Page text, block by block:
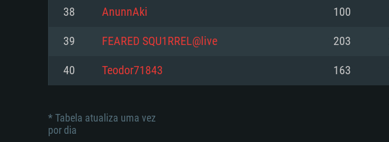
Disco: 23,1 GB
Network: Internet de banda larga.
Disco: 21,5 GB
Network: Internet de banda larga.
Disco: 21,5 GB
38 AnunnAki 100
39 FEARED SQU1RREL@live 203
40 Teodor71843 163
* Tabela atualiza uma vez
por dia